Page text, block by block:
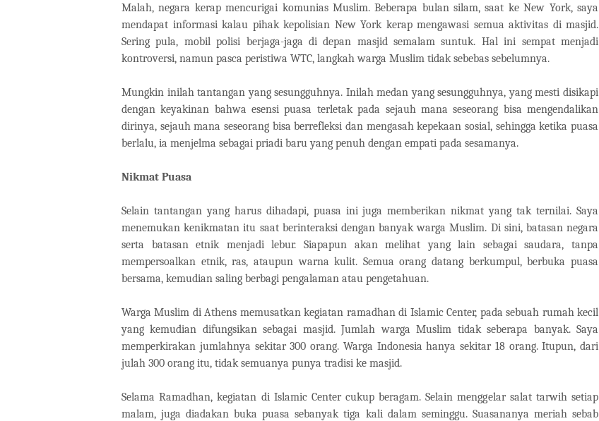
Malah, negara kerap mencurigai komunias Muslim. Beberapa bulan silam, saat ke New York, saya
mendapat informasi kalau pihak kepolisian New York kerap mengawasi semua aktivitas di masjid.
Sering pula, mobil polisi berjaga-jaga di depan masjid semalam suntuk. Hal ini sempat menjadi
kontroversi, namun pasca peristiwa WTC, langkah warga Muslim tidak sebebas sebelumnya.
Mungkin inilah tantangan yang sesungguhnya. Inilah medan yang sesungguhnya, yang mesti disikapi
dengan keyakinan bahwa esensi puasa terletak pada sejauh mana seseorang bisa mengendalikan
dirinya, sejauh mana seseorang bisa berrefleksi dan mengasah kepekaan sosial, sehingga ketika puasa
berlalu, ia menjelma sebagai priadi baru yang penuh dengan empati pada sesamanya.
Nikmat Puasa
Selain tantangan yang harus dihadapi, puasa ini juga memberikan nikmat yang tak ternilai. Saya
menemukan kenikmatan itu saat berinteraksi dengan banyak warga Muslim. Di sini, batasan negara
serta batasan etnik menjadi lebur. Siapapun akan melihat yang lain sebagai saudara, tanpa
mempersoalkan etnik, ras, ataupun warna kulit. Semua orang datang berkumpul, berbuka puasa
bersama, kemudian saling berbagi pengalaman atau pengetahuan.
Warga Muslim di Athens memusatkan kegiatan ramadhan di Islamic Center, pada sebuah rumah kecil
yang kemudian difungsikan sebagai masjid. Jumlah warga Muslim tidak seberapa banyak. Saya
memperkirakan jumlahnya sekitar 300 orang. Warga Indonesia hanya sekitar 18 orang. Itupun, dari
julah 300 orang itu, tidak semuanya punya tradisi ke masjid.
Selama Ramadhan, kegiatan di Islamic Center cukup beragam. Selain menggelar salat tarwih setiap
malam, juga diadakan buka puasa sebanyak tiga kali dalam seminggu. Suasananya meriah sebab